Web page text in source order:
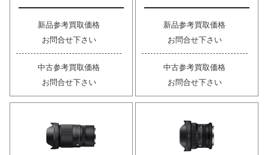
新品参考買取価格
お問合せ下さい
中古参考買取価格
お問合せ下さい
新品参考買取価格
お問合せ下さい
中古参考買取価格
お問合せ下さい